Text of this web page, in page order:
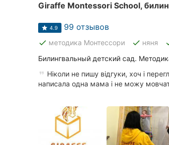
Запорожье
Кривой Рог
Giraffe Montessori School,
4.9 99 отзывов
done методика Монтессори done няня
Билингвальный детский сад.
Ніколи не пишу відгуки, хоч і
написала одна мама і не можу